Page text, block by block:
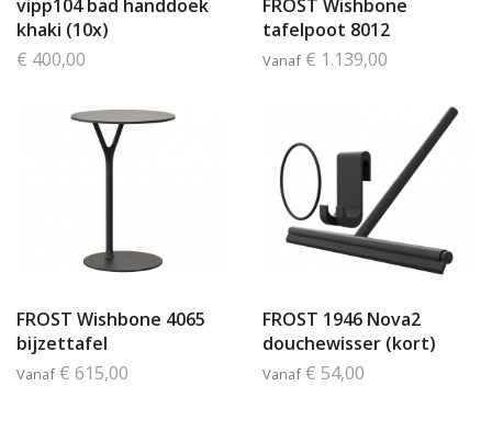
vipp104 bad handdoek
khaki (10x)
€ 400,00
FROST Wishbone
tafelpoot 8012
Vanaf € 1.139,00
FROST Wishbone 4065
bijzettafel
Vanaf € 615,00
FROST 1946 Nova2
douchewisser (kort)
Vanaf € 54,00